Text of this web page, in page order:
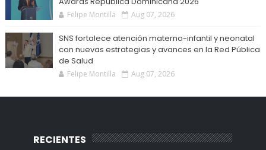
Felipe Montilla Aug 07, 2026
SNS fortalece atención materno-infantil y neonatal
con nuevas estrategias y avances en la Red Pública
de Salud
Felipe Montilla Aug 07, 2026
RECIENTES